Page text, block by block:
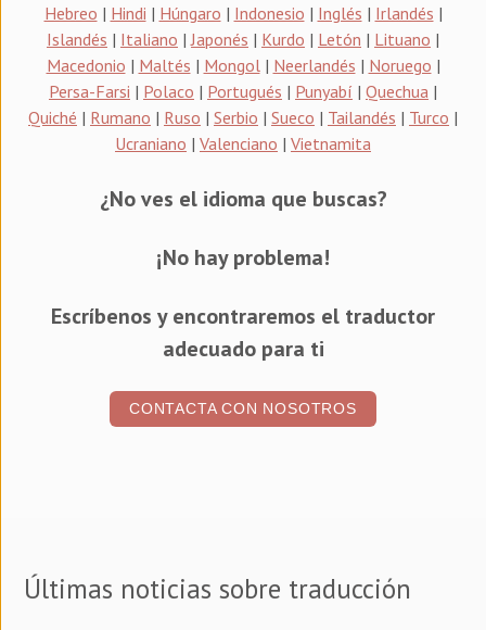
Hebreo | Hindi | Húngaro | Indonesio | Inglés | Irlandés |
Islandés | Italiano | Japonés | Kurdo | Letón | Lituano |
Macedonio | Maltés | Mongol | Neerlandés | Noruego |
Persa-Farsi | Polaco | Portugués | Punyabí | Quechua |
Quiché | Rumano | Ruso | Serbio | Sueco | Tailandés | Turco |
Ucraniano | Valenciano | Vietnamita
¿No ves el idioma que buscas?
¡No hay problema!
Escríbenos y encontraremos el traductor
adecuado para ti
CONTACTA CON NOSOTROS
Últimas noticias sobre traducción